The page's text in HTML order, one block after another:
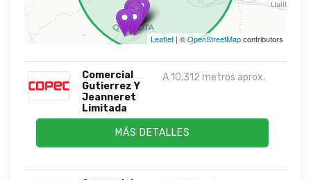
Leaflet | ©OpenStreetMapcontributors
Comercial
Gutierrez Y
Jeanneret
Limitada
A 10,312 metros aprox.
MÁS DETALLES